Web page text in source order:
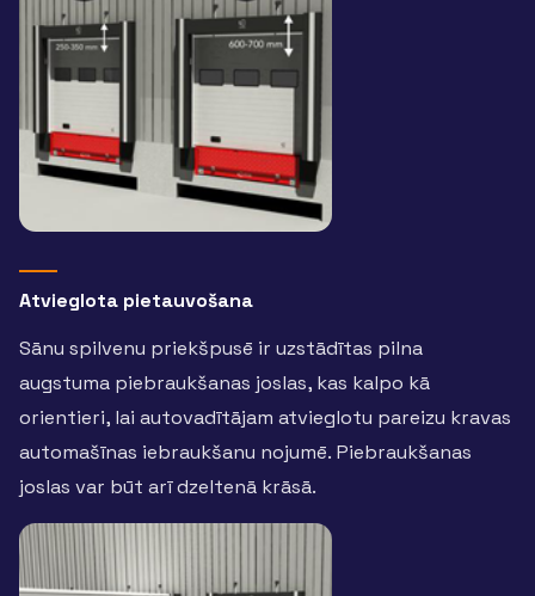
Atvieglota pietauvošana
Sānu spilvenu priekšpusē ir uzstādītas pilna
augstuma piebraukšanas joslas, kas kalpo kā
orientieri, lai autovadītājam atvieglotu pareizu kravas
automašīnas iebraukšanu nojumē. Piebraukšanas
joslas var būt arī dzeltenā krāsā.